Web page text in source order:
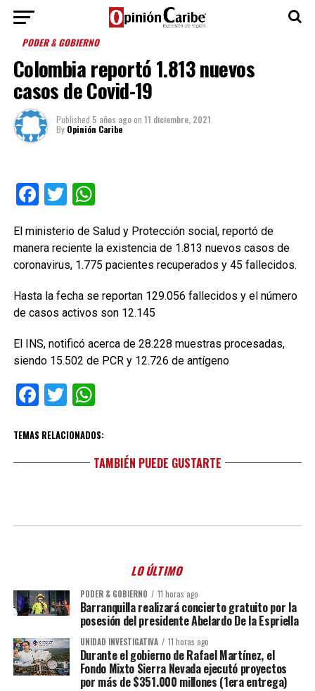
PODER & GOBIERNO
Colombia reportó 1.813 nuevos
casos de Covid-19
Published 5 años agoon 11 diciembre, 2021
By Opinión Caribe
Facebook
TwitterWhatsApp
El ministerio de Salud y Protección social, reportó de
manera reciente la existencia de 1.813 nuevos casos de
coronavirus, 1.775 pacientes recuperados y 45 fallecidos.
Hasta la fecha se reportan 129.056 fallecidos y el número
de casos activos son 12.145
El INS, notificó acerca de 28.228 muestras procesadas,
siendo 15.502 de PCR y 12.726 de antígeno
Facebook
TwitterWhatsApp
TEMAS RELACIONADOS:
TAMBIÉN PUEDE GUSTARTE
LO ÚLTIMO
PODER & GOBIERNO 11 horas ago
Barranquilla realizará concierto gratuito por la
posesión del presidente Abelardo De la Espriella
UNIDAD INVESTIGATIVA 11 horas ago
Durante el gobierno de Rafael Martínez, el
Fondo Mixto Sierra Nevada ejecutó proyectos
por más de $351.000 millones (1era entrega)